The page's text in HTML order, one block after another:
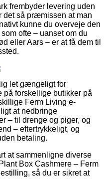
frembyder levering uden
det så præmissen at man
kunne du overveje den
ofte – uanset om du
eller Aars – er at få dem til
let gængeligt for
på forskellige butikker på
Ferm Living e-
at nedbringe
– til drenge og piger, og
– eftertrykkeligt, og
betaling.
at sammenligne diverse
Box Cashmere – Ferm
så du er sikret at